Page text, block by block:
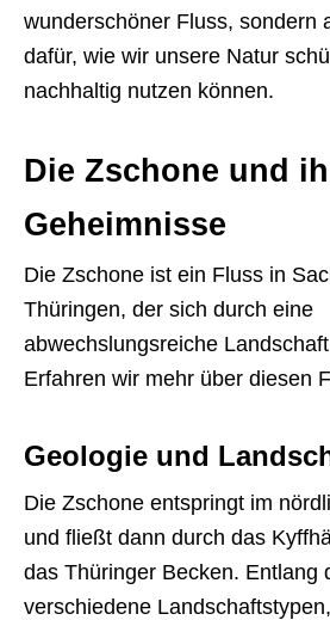
wunderschöner Fluss, sondern
dafür, wie wir unsere Natur
nachhaltig nutzen können.
Die Zschone und
Geheimnisse
Die Zschone ist ein Fluss in
Thüringen, der sich durch eine
abwechslungsreiche
Erfahren wir mehr über diesen
Geologie und
Die Zschone entspringt im
und fließt dann durch das
das Thüringer Becken. Entlang
verschiedene